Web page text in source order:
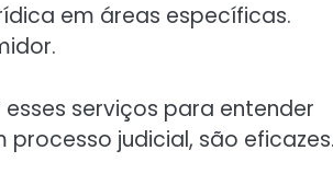
em áreas específicas.
serviços para entender
judicial, são